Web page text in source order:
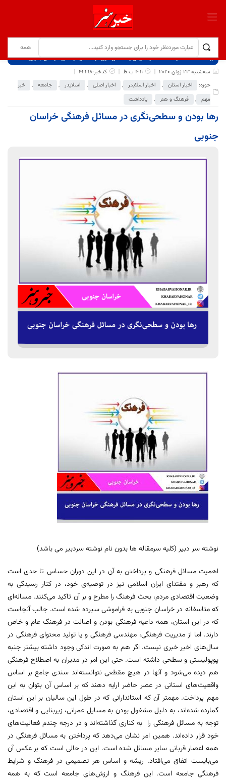
برگ نخست نوشته‌ها
رها بودن و سطحی‌نگری در مسائل فرهنگی خراسان جنوبی
سه‌شنبه 23 ژوئن 2020
4:11 ب.ظ
کدخبر:42218
حوزه:
اخبار استان , اخبار اسلایدر , اخبار اصلی , اسلایدر , جامعه ,
خبر
مهم , فرهنگ و هنر , یادداشت
رها بودن و سطحی‌نگری در مسائل فرهنگی خراسان
جنوبی
نوشته سر دبیر (کلیه سرمقاله ها بدون نام نوشته سردبیر می باشد)
اهمیت مسائل فرهنگی و پرداختن به آن در این دوران حساس تا حدی است
که رهبر و مقتدای ایران اسلامی نیز در توصیه‌ی خود، در کنار رسیدگی به
وضعیت اقتصادی مردم، بحث فرهنگ را مطرح و بر آن تاکید می‌کنند. مساله‌ای
که متاسفانه در خراسان جنوبی به فراموشی سپرده شده است. جالب آنجاست
که در این استان، همه داعیه فرهنگی بودن و اصالت در فرهنگ عام و خاص
دارند. اما از مدیریت فرهنگی، مهندسی فرهنگی و یا تولید محتوای فرهنگی در
سال‌های اخیر خبری نیست. اگر هم به صورت اندکی وجود داشته بیشتر جنبه
پوپولیستی و سطحی داشته است. حتی این امر در مدیران به اصطلاح فرهنگی
هم دیده می‌شود و آنها در هیچ مقطعی نتوانسته‌اند سندی جامع بر اساس
واقعیت‌های استانی در عصر حاضر ارایه دهند که بر اساس آن بتوان به این
مهم پرداخت. مهمتر آن که استاندارانی که در طول این سالیان بر این استان
گمارده شده‌اند، به دلیل مشغول بودن به مسایل عمرانی، زیربنایی و اقتصادی،
توجه به مسائل فرهنگی را به کناری گذاشته‌اند و در درجه چندم فعالیت‌های
خود قرار داده‌اند. همین امر نشان می‌دهد که پرداختن به مسائل فرهنگی در
همه اعصار قربانی سایر مسائل شده است. این در حالی است که بر عکس آن
می‌بایست اتفاق می‌افتاد. ریشه و اساس هر تصمیمی در فرهنگ و شرایط
فرهنگی جامعه است. این فرهنگ و ارزش‌های جامعه است که به همه